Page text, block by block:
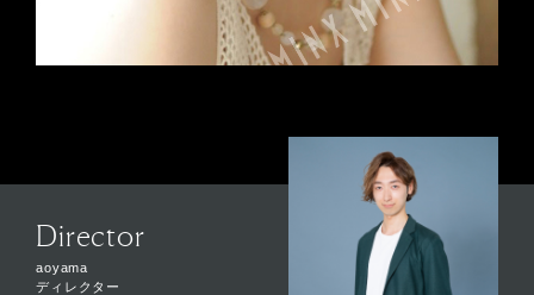
Director
aoyama
ディレクター